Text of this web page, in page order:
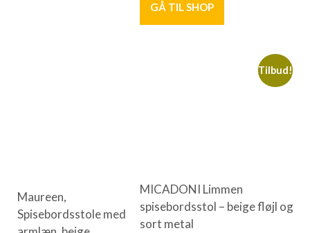
GÅ TIL SHOP
Maureen,
Spisebordsstole med
Tilbud!
MICADONI Limmen
spisebordsstol – beige fløjl og
sort metal